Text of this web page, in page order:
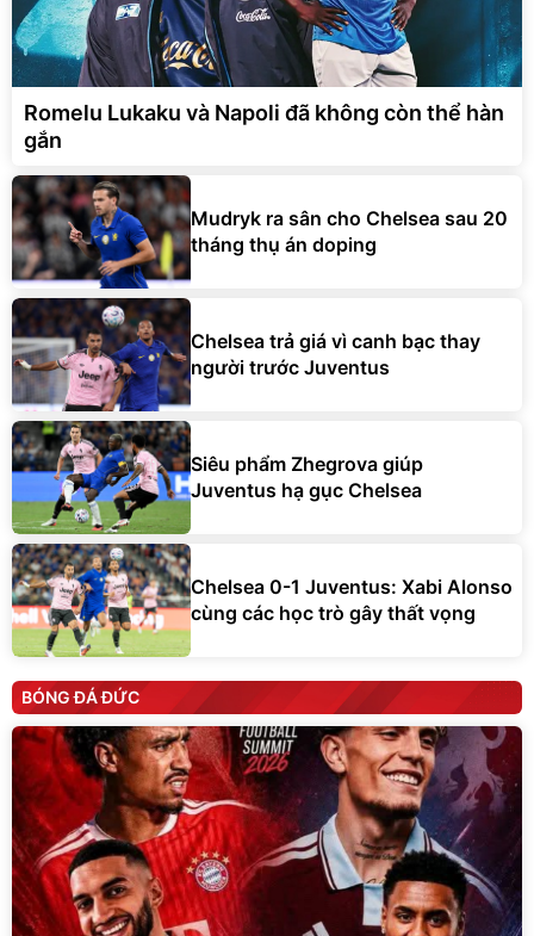
Romelu Lukaku và Napoli đã không còn thể hàn
gắn
Mudryk ra sân cho Chelsea sau 20
tháng thụ án doping
Chelsea trả giá vì canh bạc thay
người trước Juventus
Siêu phẩm Zhegrova giúp
Juventus hạ gục Chelsea
Chelsea 0-1 Juventus: Xabi Alonso
cùng các học trò gây thất vọng
BÓNG ĐÁ ĐỨC